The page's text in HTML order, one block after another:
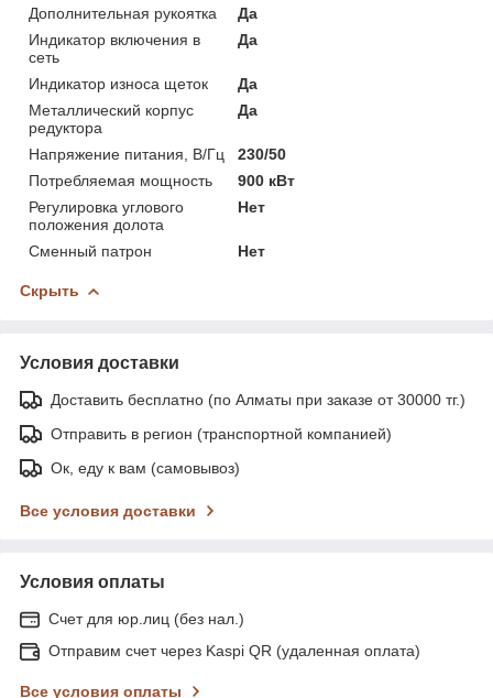
Дополнительная рукоятка
Да
Индикатор включения в
сеть
Да
Индикатор износа щеток
Да
Металлический корпус
редуктора
Да
Напряжение питания, В/Гц
230/50
Потребляемая мощность
900 кВт
Регулировка углового
положения долота
Нет
Сменный патрон Нет
Скрыть
Условия доставки
Доставить бесплатно (по Алматы при заказе от 30000 тг.)
Отправить в регион (транспортной компанией)
Ок, еду к вам (самовывоз)
Все условия доставки
Условия оплаты
Счет для юр.лиц (без нал.)
Отправим счет через Kaspi QR (удаленная оплата)
Все условия оплаты